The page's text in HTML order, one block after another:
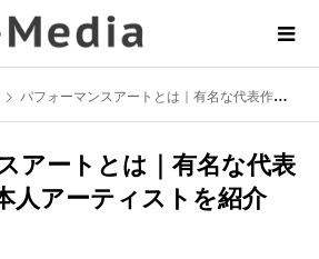
パフォーマンスアートとは｜有名な代表作品や若手日本人アーティストを紹介
アートとは｜有名な代表
人アーティストを紹介